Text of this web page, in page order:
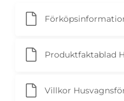
Produktfaktablad
Villkor